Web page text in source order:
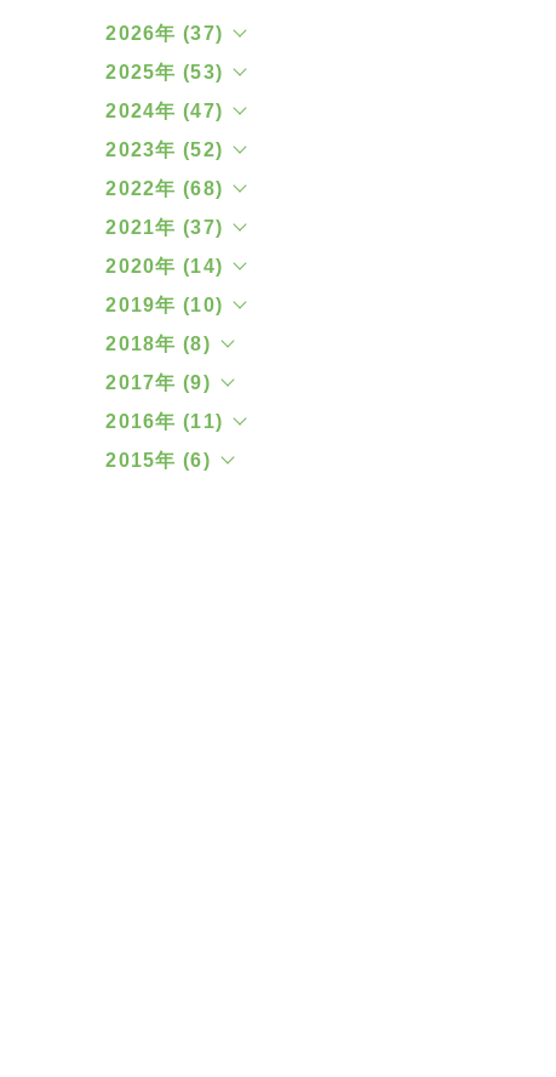
2026年 (37)
2025年 (53)
2024年 (47)
2023年 (52)
2022年 (68)
2021年 (37)
2020年 (14)
2019年 (10)
2018年 (8)
2017年 (9)
2016年 (11)
2015年 (6)